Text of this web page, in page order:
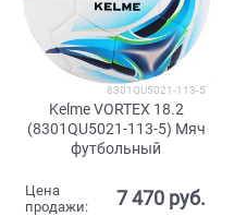
8301QU5021-113-5
Kelme VORTEX 18.2
(8301QU5021-113-5) Мяч
футбольный
Цена
продажи:
7 470 руб.